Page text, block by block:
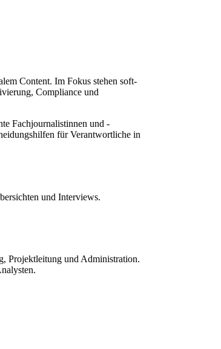
Content. Im Fokus stehen soft-
Compliance und
Fachjournalistinnen und -
für Verantwortliche in
und Interviews.
Projektleitung und Administration.